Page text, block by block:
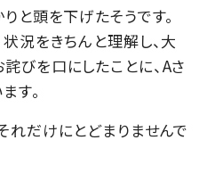
と頭を下げたそうです。
況をきちんと理解し、大
びを口にしたことに、Aさ
す。
れだけにとどまりませんで